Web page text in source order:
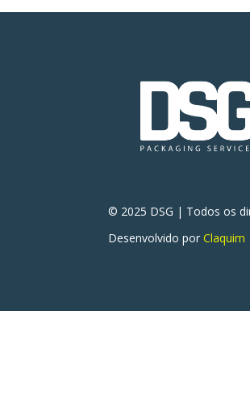
© 2025 DSG | Todos os
Desenvolvido porClaquim